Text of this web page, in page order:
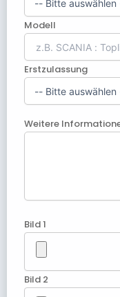
Modell
Erstzulassung
Weitere
Bild 1
Bild 2